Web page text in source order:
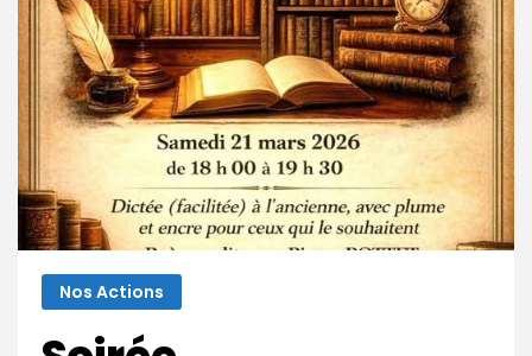
Nos Actions